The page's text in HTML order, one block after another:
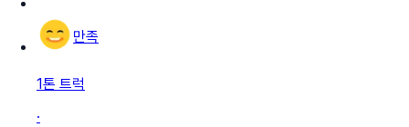
만족
1톤 트럭
·